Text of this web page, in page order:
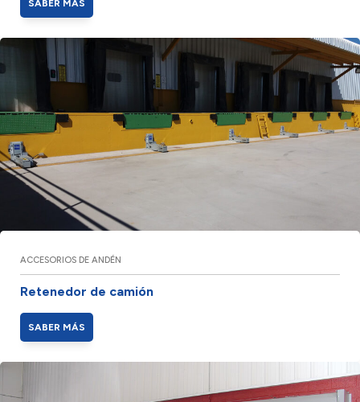
SABER MÁS
ACCESORIOS DE ANDÉN
Retenedor de camión
SABER MÁS